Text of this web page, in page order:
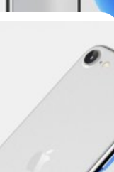
11 ที่เปิดตัวเมื่อปีที่
ณะที่โมเดลเริ่มต้นจะ
กนี้ ที่น่าสนใจคือ การ
กข่าวลือก่อนหน้านี้ที่
ในเวลานี้แหล่งข่าว
ละ iPad Pro รุ่น
น Mobile World
ที่มีคนพลุกพล่านอาจ
ง่ายกว่าเดิม แต่
งงานผลิตสมาร์ตโฟน